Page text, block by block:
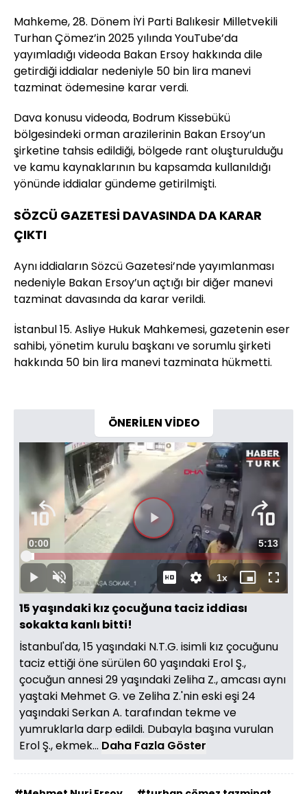
Mahkeme, 28. Dönem İYİ Parti Balıkesir Milletvekili
Turhan Çömez’in 2025 yılında YouTube’da
yayımladığı videoda Bakan Ersoy hakkında dile
getirdiği iddialar nedeniyle 50 bin lira manevi
tazminat ödemesine karar verdi.
Dava konusu videoda, Bodrum Kissebükü
bölgesindeki orman arazilerinin Bakan Ersoy’un
şirketine tahsis edildiği, bölgede rant oluşturulduğu
ve kamu kaynaklarının bu kapsamda kullanıldığı
yönünde iddialar gündeme getirilmişti.
SÖZCÜ GAZETESİ DAVASINDA DA KARAR
ÇIKTI
Aynı iddiaların Sözcü Gazetesi’nde yayımlanması
nedeniyle Bakan Ersoy’un açtığı bir diğer manevi
tazminat davasında da karar verildi.
İstanbul 15. Asliye Hukuk Mahkemesi, gazetenin eser
sahibi, yönetim kurulu başkanı ve sorumlu şirketi
hakkında 50 bin lira manevi tazminata hükmetti.
ÖNERİLEN VİDEO
Oynatıcısı
yükleniyor.
Videoyu
Oynat
OynatSesi
Aç
Süre
0:00 Toplam
Süre
5:13
Yüklendi:
3.16%
1xOynatma
Hızı
Mini
oynatıcı
Tam
Ekran
15 yaşındaki kız çocuğuna taciz iddiası
sokakta kanlı bitti!
İstanbul'da, 15 yaşındaki N.T.G. isimli kız çocuğunu
taciz ettiği öne sürülen 60 yaşındaki Erol Ş.,
çocuğun annesi 29 yaşındaki Zeliha Z., amcası aynı
yaştaki Mehmet G. ve Zeliha Z.'nin eski eşi 24
yaşındaki Serkan A. tarafından tekme ve
yumruklarla darp edildi. Dubayla başına vurulan
Erol Ş., ekmek... Daha Fazla Göster